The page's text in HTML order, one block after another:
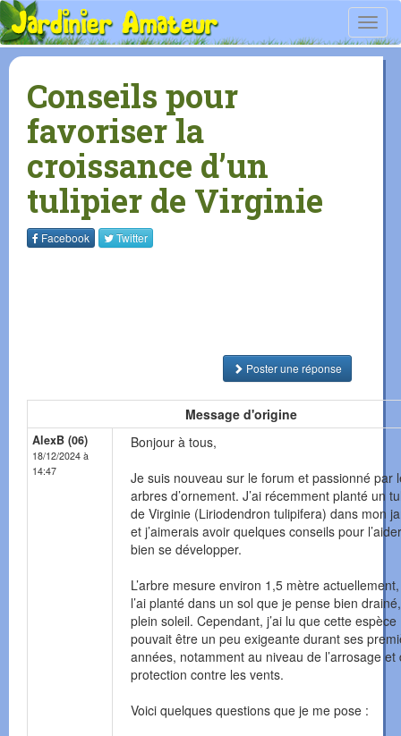
Conseils pour
favoriser la
croissance d’un
tulipier de Virginie
Facebook Twitter
Poster une réponse
Message d'origine
AlexB (06)
18/12/2024 à
14:47
Bonjour à tous,
Je suis nouveau sur le forum et passionné par
arbres d’ornement. J’ai récemment planté un
de Virginie (Liriodendron tulipifera) dans mon
et j’aimerais avoir quelques conseils pour
bien se développer.
L’arbre mesure environ 1,5 mètre
l’ai planté dans un sol que je pense bien
plein soleil. Cependant, j’ai lu que cette espèce
pouvait être un peu exigeante durant ses
années, notamment au niveau de l’arrosage et
protection contre les vents.
Voici quelques questions que je me pose :